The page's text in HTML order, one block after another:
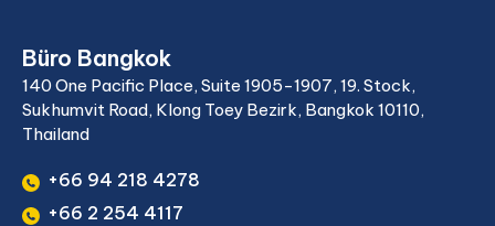
Büro Bangkok
140 One Pacific Place, Suite 1905-1907, 19. Stock,
Sukhumvit Road, Klong Toey Bezirk, Bangkok 10110,
Thailand
+66 94 218 4278
+66 2 254 4117